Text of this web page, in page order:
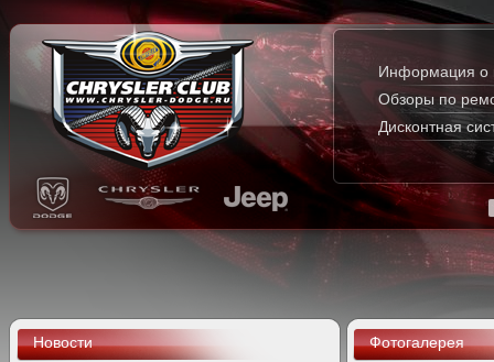
Информация о
Обзоры по
Дисконтная
Новости Фотогалерея